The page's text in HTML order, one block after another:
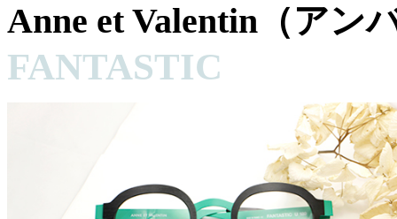
Anne et Valentin（アン
FANTASTIC